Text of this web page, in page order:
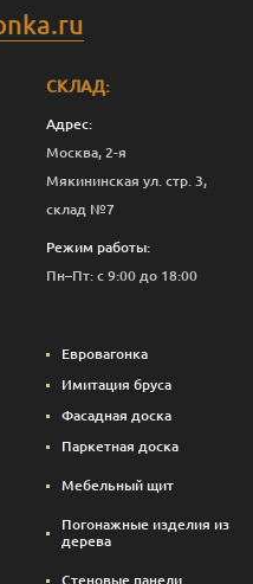
СКЛАД:
Адрес:
Москва, 2-я
Мякининская ул. стр. 3,
склад №7
Режим работы:
Пн–Пт: с 9:00 до 18:00
Евровагонка
Имитация бруса
Фасадная доска
Паркетная доска
Мебельный щит
Погонажные изделия из
дерева
Стеновые панели